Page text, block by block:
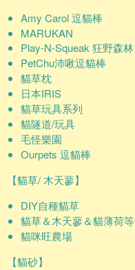
Amy Carol 逗貓棒
MARUKAN
Play-N-Squeak 狂野森林
PetChu沛啾逗貓棒
貓草枕
日本IRIS
貓草玩具系列
貓隧道/玩具
毛怪樂園
Ourpets 逗貓棒
【貓草/ 木天蓼】
DIY自種貓草
貓草＆木天蓼＆貓薄荷等
貓咪旺農場
【貓砂】